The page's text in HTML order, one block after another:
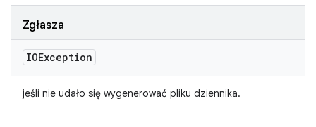
Zgłasza
IOException
jeśli nie udało się wygenerować pliku dziennika.